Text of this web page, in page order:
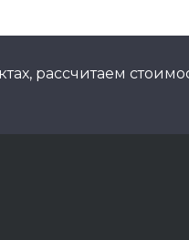
рассчитаем